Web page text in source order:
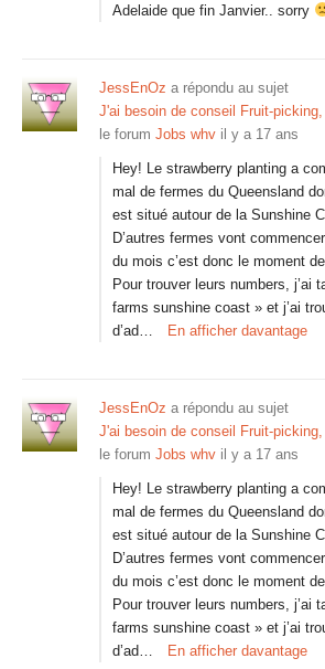
Adelaide que fin Janvier.. sorry
JessEnOz a répondu au sujet
J'ai besoin de conseil Fruit-
le forum Jobs whv il y a 17 ans
Hey! Le strawberry planting a
mal de fermes du Queensland
est situé autour de la Sunshine
D’autres fermes vont
du mois c’est donc le moment
Pour trouver leurs numbers, j’ai
farms sunshine coast » et j’ai
d’ad…
En afficher davantage
JessEnOz a répondu au sujet
J'ai besoin de conseil Fruit-
le forum Jobs whv il y a 17 ans
Hey! Le strawberry planting a
mal de fermes du Queensland
est situé autour de la Sunshine
D’autres fermes vont
du mois c’est donc le moment
Pour trouver leurs numbers, j’ai
farms sunshine coast » et j’ai
d’ad…
En afficher davantage